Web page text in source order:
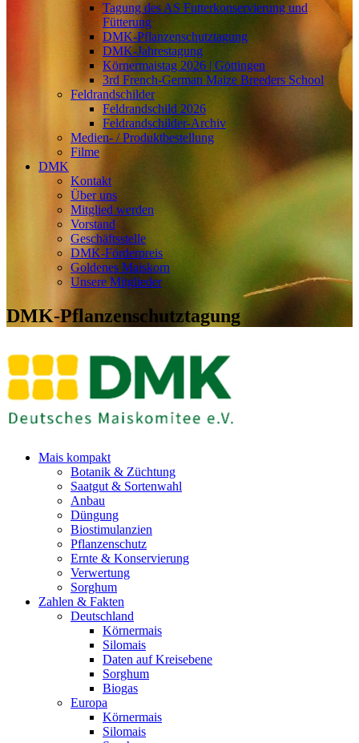
Tagung des AS Futterkonservierung und
Fütterung
DMK-Pflanzenschutztagung
DMK-Jahrestagung
Körnermaistag 2026 | Göttingen
3rd French-German Maize Breeders School
Feldrandschilder
Feldrandschild 2026
Feldrandschilder-Archiv
Medien- / Produktbestellung
Filme
DMK
Kontakt
Über uns
Mitglied werden
Vorstand
Geschäftsstelle
DMK-Förderpreis
Goldenes Maiskorn
Unsere Mitglieder
DMK-Pflanzenschutztagung
Mais kompakt
Botanik & Züchtung
Saatgut & Sortenwahl
Anbau
Düngung
Biostimulanzien
Pflanzenschutz
Ernte & Konservierung
Verwertung
Sorghum
Zahlen & Fakten
Deutschland
Körnermais
Silomais
Daten auf Kreisebene
Sorghum
Biogas
Europa
Körnermais
Silomais